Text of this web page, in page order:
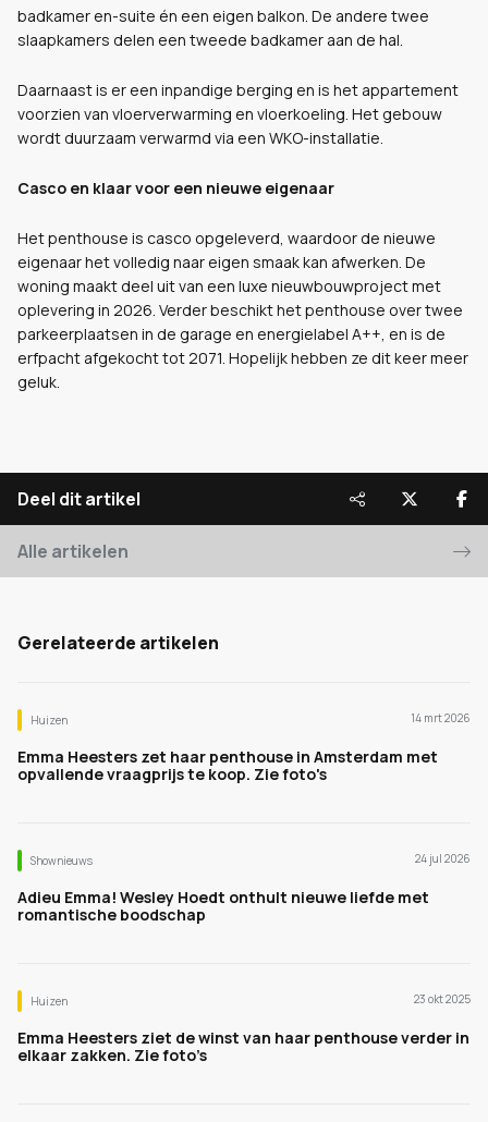
badkamer en-suite én een eigen balkon. De andere twee
slaapkamers delen een tweede badkamer aan de hal.
Daarnaast is er een inpandige berging en is het appartement
voorzien van vloerverwarming en vloerkoeling. Het gebouw
wordt duurzaam verwarmd via een WKO-installatie.
Casco en klaar voor een nieuwe eigenaar
Het penthouse is casco opgeleverd, waardoor de nieuwe
eigenaar het volledig naar eigen smaak kan afwerken. De
woning maakt deel uit van een luxe nieuwbouwproject met
oplevering in 2026. Verder beschikt het penthouse over twee
parkeerplaatsen in de garage en energielabel A++, en is de
erfpacht afgekocht tot 2071. Hopelijk hebben ze dit keer meer
geluk.
Deel dit artikel
Alle artikelen
Gerelateerde artikelen
Huizen 14 mrt 2026
Emma Heesters zet haar penthouse in Amsterdam met
opvallende vraagprijs te koop. Zie foto's
Shownieuws 24 jul 2026
Adieu Emma! Wesley Hoedt onthult nieuwe liefde met
romantische boodschap
Huizen 23 okt 2025
Emma Heesters ziet de winst van haar penthouse verder in
elkaar zakken. Zie foto’s